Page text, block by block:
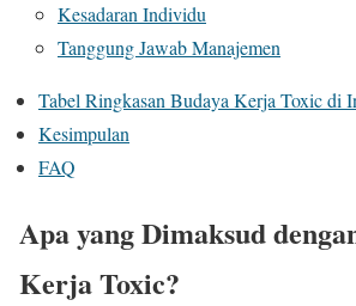
Kesadaran Individu
Tanggung Jawab Manajemen
Tabel Ringkasan Budaya Kerja Toxic di
Kesimpulan
FAQ
Apa yang Dimaksud
Kerja Toxic?